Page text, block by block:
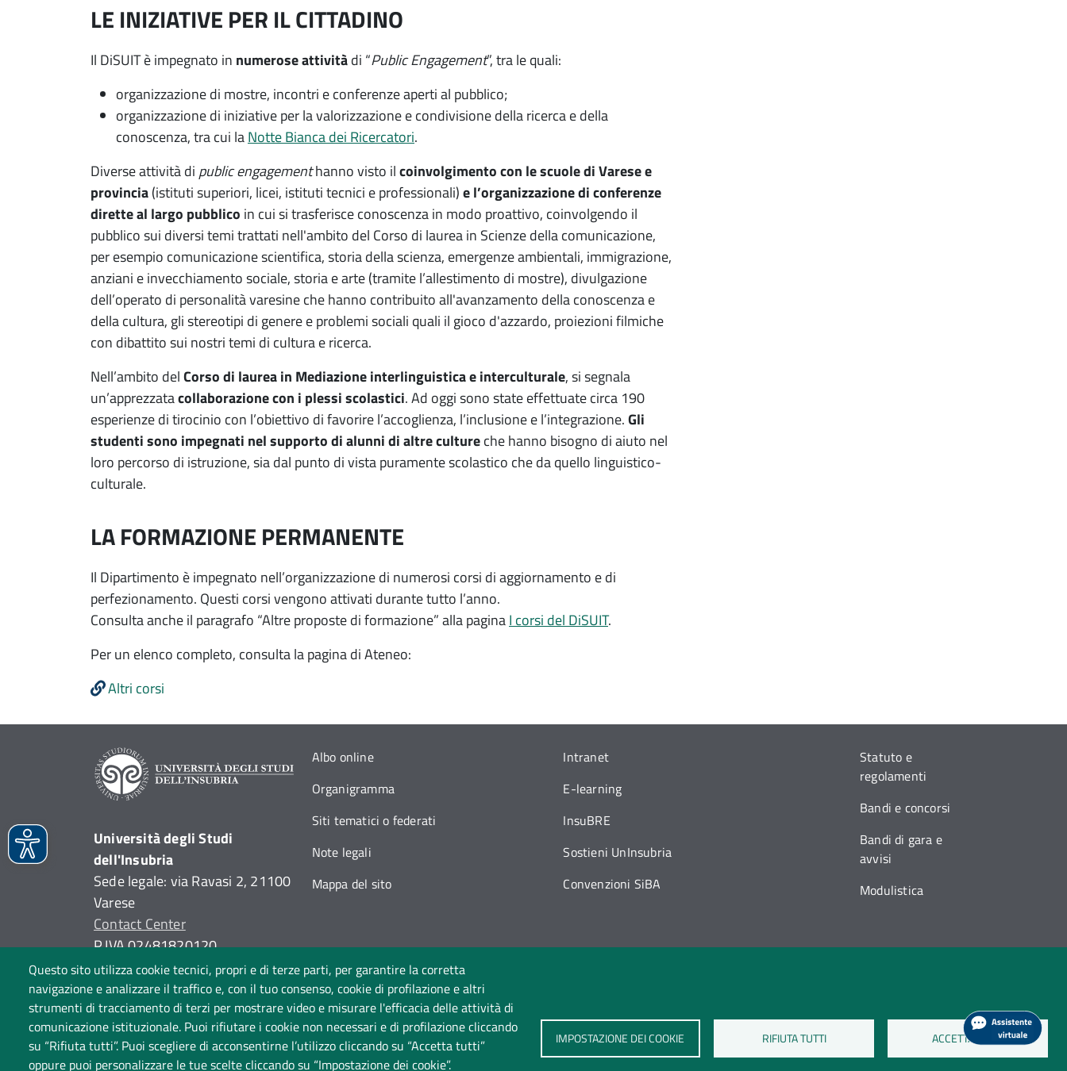
LE INIZIATIVE PER IL CITTADINO
Il DiSUIT è impegnato in numerose attivitàdi “Public Engagement”, tra le quali:
organizzazione di mostre, incontri e conferenze aperti al pubblico;
organizzazione di iniziative per la valorizzazione e condivisione della ricerca e della
conoscenza, tra cui laNotte Bianca dei Ricercatori.
Diverse attività di public engagementhanno visto ilcoinvolgimento con le scuole di Varese e
provincia(istituti superiori, licei, istituti tecnici e professionali)e l’organizzazione di conferenze
dirette al largo pubblico in cui si trasferisce conoscenza in modo proattivo, coinvolgendo il
pubblico sui diversi temi trattati nell'ambito del Corso di laurea in Scienze della comunicazione,
per esempio comunicazione scientifica, storia della scienza, emergenze ambientali, immigrazione,
anziani e invecchiamento sociale, storia e arte (tramite l’allestimento di mostre), divulgazione
dell’operato di personalità varesine che hanno contribuito all'avanzamento della conoscenza e
della cultura, gli stereotipi di genere e problemi sociali quali il gioco d'azzardo, proiezioni filmiche
con dibattito sui nostri temi di cultura e ricerca.
Nell’ambito delCorso di laurea in Mediazione interlinguistica e interculturale, si segnala
un’apprezzatacollaborazione con i plessi scolastici. Ad oggi sono state effettuate circa 190
esperienze di tirocinio con l’obiettivo di favorire l’accoglienza, l’inclusione e l’integrazione.Gli
studenti sono impegnati nel supporto di alunni di altre cultureche hanno bisogno di aiuto nel
loro percorso di istruzione, sia dal punto di vista puramente scolastico che da quello linguistico-
culturale.
LA FORMAZIONE PERMANENTE
Il Dipartimento è impegnato nell’organizzazione di numerosi corsi di aggiornamento e di
perfezionamento. Questi corsi vengono attivati durante tutto l’anno.
Consulta anche il paragrafo “Altre proposte di formazione” alla paginaI corsi del DiSUIT.
Per un elenco completo, consulta la pagina di Ateneo:
Altri corsi
Questo sito utilizza cookie tecnici, propri e di terze parti, per garantire la corretta
navigazione e analizzare il traffico e, con il tuo consenso, cookie di profilazione e altri
strumenti di tracciamento di terzi per mostrare video e misurare l'efficacia delle attività di
comunicazione istituzionale. Puoi rifiutare i cookie non necessari e di profilazione cliccando
su “Rifiuta tutti”. Puoi scegliere di acconsentirne l’utilizzo cliccando su “Accetta tutti”
oppure puoi personalizzare le tue scelte cliccando su “Impostazione dei cookie”.
IMPOSTAZIONE DEI COOKIE RIFIUTA TUTTI ACCETTA TUTTI
Università degli Studi
dell'Insubria
Sede legale: via Ravasi 2, 21100
Varese
Contact Center
P.IVA 02481820120
(C.F. 95039180120)
PEC: ateneo@pec.uninsubria.it
(vedi le altre caselle )
Albo online
Organigramma
Siti tematici o federati
Note legali
Mappa del sito
Intranet
E-learning
InsuBRE
Sostieni UnInsubria
Convenzioni SiBA
Statuto e
regolamenti
Bandi e concorsi
Bandi di gara e
avvisi
Modulistica
Seguici su